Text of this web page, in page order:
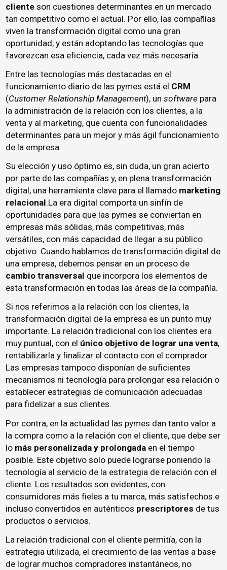
cliente son cuestiones determinantes en un mercado
tan competitivo como el actual. Por ello, las compañías
viven la transformación digital como una gran
oportunidad, y están adoptando las tecnologías que
favorezcan esa eficiencia, cada vez más necesaria.
Entre las tecnologías más destacadas en el
funcionamiento diario de las pymes está el CRM
(Customer Relationship Management), unsoftware para
la administración de la relación con los clientes, a la
venta y al marketing, que cuenta con funcionalidades
determinantes para un mejor y más ágil funcionamiento
de la empresa.
Su elección y uso óptimo es, sin duda, un gran acierto
por parte de las compañías y, en plena transformación
digital, una herramienta clave para el llamado marketing
relacional.La era digital comporta un sinfín de
oportunidades para que las pymes se conviertan en
empresas más sólidas, más competitivas, más
versátiles, con más capacidad de llegar a su público
objetivo. Cuando hablamos de transformación digital de
una empresa, debemos pensar en un proceso de
cambio transversal que incorpora los elementos de
esta transformación en todas las áreas de la compañía.
Si nos referimos a la relación con los clientes, la
transformación digital de la empresa es un punto muy
importante. La relación tradicional con los clientes era
muy puntual, con el único objetivo de lograr una venta,
rentabilizarla y finalizar el contacto con el comprador.
Las empresas tampoco disponían de suficientes
mecanismos ni tecnología para prolongar esa relación o
establecer estrategias de comunicación adecuadas
para fidelizar a sus clientes.
Por contra, en la actualidad las pymes dan tanto valor a
la compra como a la relación con el cliente, que debe ser
lo más personalizada y prolongada en el tiempo
posible. Este objetivo solo puede lograrse poniendo la
tecnología al servicio de la estrategia de relación con el
cliente. Los resultados son evidentes, con
consumidores más fieles a tu marca, más satisfechos e
incluso convertidos en auténticos prescriptores de tus
productos o servicios.
La relación tradicional con el cliente permitía, con la
estrategia utilizada, el crecimiento de las ventas a base
de lograr muchos compradores instantáneos, no